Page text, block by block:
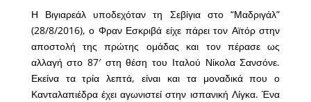
Η Βιγιαρεάλ υποδεχόταν τη Σεβίγια στο “Μαδριγάλ”
(28/8/2016), ο Φραν Εσκριβά είχε πάρει τον Αϊτόρ στην
αποστολή της πρώτης ομάδας και τον πέρασε ως
αλλαγή στο 87′ στη θέση του Ιταλού Νίκολα Σανσόνε.
Εκείνα τα τρία λεπτά, είναι και τα μοναδικά που ο
Κανταλαπιέδρα έχει αγωνιστεί στην ισπανική Λίγκα. Ένα